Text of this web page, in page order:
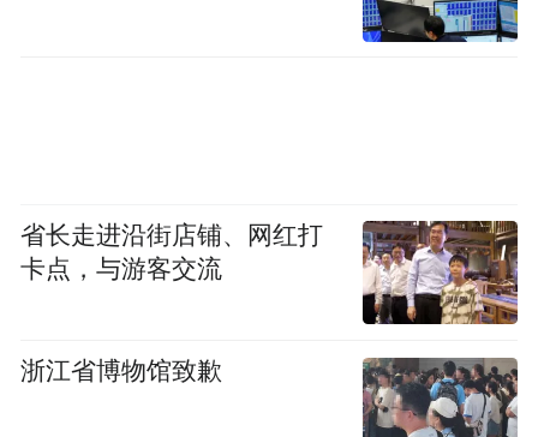
省长走进沿街店铺、网红打
卡点，与游客交流
浙江省博物馆致歉